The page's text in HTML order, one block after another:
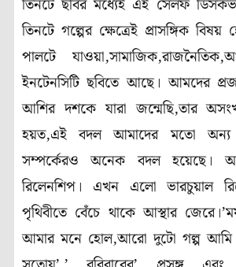
তিনটে ছবির মধ্যেই এই সেলফ
তিনটে গল্পের ক্ষেত্রেই প্রাসঙ্গিক
পালটে
ইনটেনসিটি ছবিতে আছে। আমদের
আশির দশকে যারা জন্মেছি,তার
হয়ত,এই বদল আমাদের মতো অন্য
সম্পর্কেরও অনেক বদল হয়েছে।
রিলেনশিপ। এখন এলো ভারচুয়াল
পৃথিবীতে বেঁচে থাকে আস্থার
আমার মনে হোল,আরো দুটো গল্প আমি